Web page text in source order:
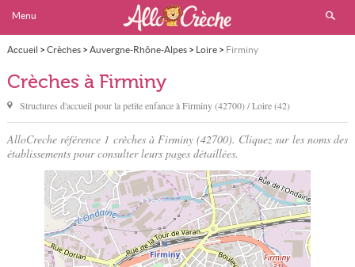
Menu
Accueil > Crèches> Auvergne-Rhône-Alpes> Loire> Firminy
Crèches à Firminy
Structures d'accueil pour la petite enfance àFirminy(42700) / Loire (42)
AlloCreche référence 1 crèches à Firminy (42700). Cliquez sur les noms des
établissements pour consulter leurs pages détaillées.